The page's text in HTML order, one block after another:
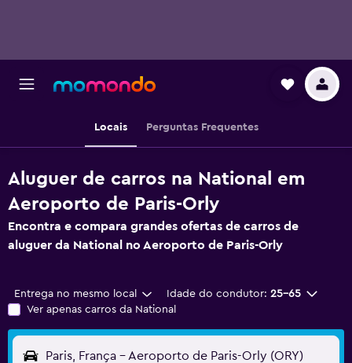
Locais Perguntas Frequentes
Aluguer de carros na National em
Aeroporto de Paris-Orly
Encontra e compara grandes ofertas de carros de
aluguer da National no Aeroporto de Paris-Orly
Entrega no mesmo local Idade do condutor: 25-65
Ver apenas carros da National
Paris, França - Aeroporto de Paris-Orly (ORY)